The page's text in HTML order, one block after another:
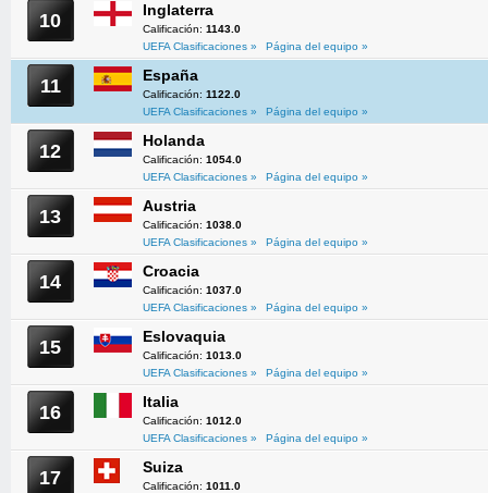
10 Inglaterra
Calificación: 1143.0
UEFA Clasificaciones »
Página del equipo »
11 España
Calificación: 1122.0
UEFA Clasificaciones »
Página del equipo »
12 Holanda
Calificación: 1054.0
UEFA Clasificaciones »
Página del equipo »
13 Austria
Calificación: 1038.0
UEFA Clasificaciones »
Página del equipo »
14 Croacia
Calificación: 1037.0
UEFA Clasificaciones »
Página del equipo »
15 Eslovaquia
Calificación: 1013.0
UEFA Clasificaciones »
Página del equipo »
16 Italia
Calificación: 1012.0
UEFA Clasificaciones »
Página del equipo »
17 Suiza
Calificación: 1011.0